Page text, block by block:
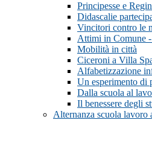
Principesse e
Didascalie
Vincitori contro le
Attimi in Comune
Mobilità in città
Ciceroni a Villa
Alfabetizzazione
Un esperimento di
Dalla scuola al
Il benessere degli
Alternanza scuola lavoro